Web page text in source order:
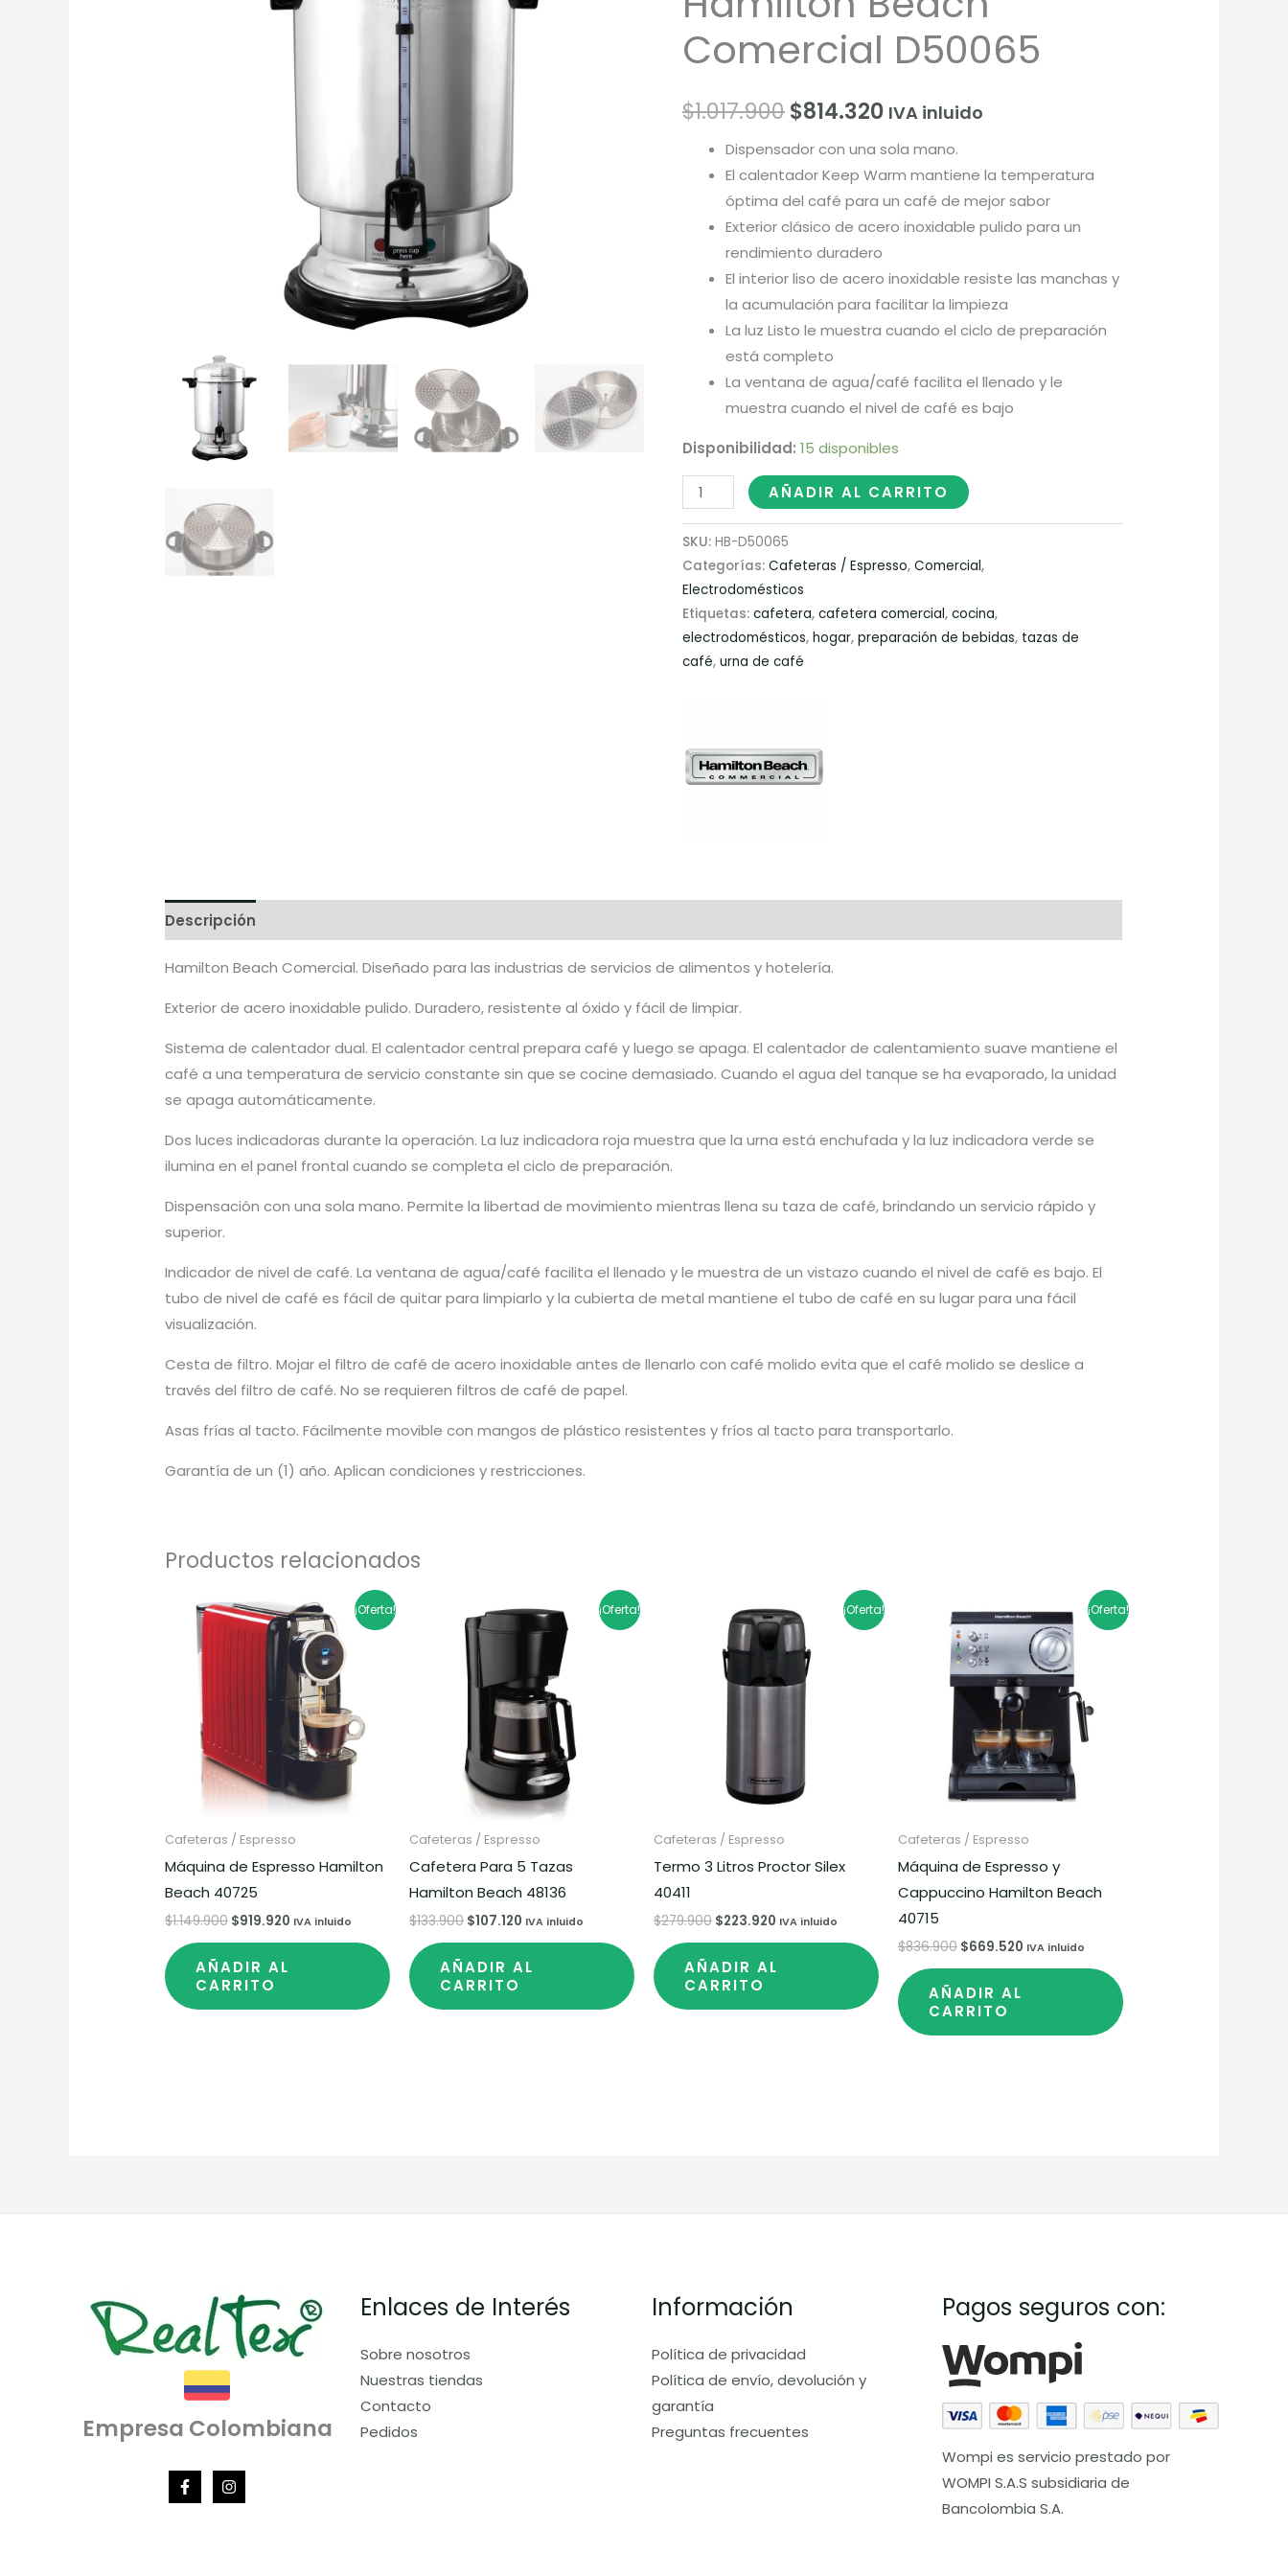
Comercial D50065
$1.017.900
$1.017.900.
$814.320
$814.320.
IVA inluido
Dispensador con una sola mano.
El calentador Keep Warm mantiene la temperatura
óptima del café para un café de mejor sabor
Exterior clásico de acero inoxidable pulido para un
rendimiento duradero
El interior liso de acero inoxidable resiste las manchas y
la acumulación para facilitar la limpieza
La luz Listo le muestra cuando el ciclo de preparación
está completo
La ventana de agua/café facilita el llenado y le
muestra cuando el nivel de café es bajo
Disponibilidad: 15 disponibles
Comercial
cantidad
AÑADIR AL CARRITO
SKU: HB-D50065
Categorías: Cafeteras / Espresso, Comercial,
Electrodomésticos
Etiquetas: cafetera, cafetera comercial, cocina,
electrodomésticos, hogar, preparación de bebidas, tazas de
café, urna de café
Descripción
Hamilton Beach Comercial. Diseñado para las industrias de servicios de alimentos y hotelería.
Exterior de acero inoxidable pulido. Duradero, resistente al óxido y fácil de limpiar.
Sistema de calentador dual. El calentador central prepara café y luego se apaga. El calentador de calentamiento suave mantiene el
café a una temperatura de servicio constante sin que se cocine demasiado. Cuando el agua del tanque se ha evaporado, la unidad
se apaga automáticamente.
Dos luces indicadoras durante la operación. La luz indicadora roja muestra que la urna está enchufada y la luz indicadora verde se
ilumina en el panel frontal cuando se completa el ciclo de preparación.
Dispensación con una sola mano. Permite la libertad de movimiento mientras llena su taza de café, brindando un servicio rápido y
superior.
Indicador de nivel de café. La ventana de agua/café facilita el llenado y le muestra de un vistazo cuando el nivel de café es bajo. El
tubo de nivel de café es fácil de quitar para limpiarlo y la cubierta de metal mantiene el tubo de café en su lugar para una fácil
visualización.
Cesta de filtro. Mojar el filtro de café de acero inoxidable antes de llenarlo con café molido evita que el café molido se deslice a
través del filtro de café. No se requieren filtros de café de papel.
Asas frías al tacto. Fácilmente movible con mangos de plástico resistentes y fríos al tacto para transportarlo.
Garantía de un (1) año. Aplican condiciones y restricciones.
Productos relacionados
¡Oferta!
Cafeteras / Espresso
Máquina de Espresso Hamilton
Beach 40725
$1.149.900
El
precio
original
$1.149.900.
$919.920
El
precio
actual
es:
$919.920.
IVA inluido
AÑADIR AL
CARRITO
¡Oferta!
Cafeteras / Espresso
Cafetera Para 5 Tazas
Hamilton Beach 48136
$133.900
precio
original
era:
$133.900.
$107.120
precio
actual
es:
$107.120.
IVA inluido
AÑADIR AL
CARRITO
¡Oferta!
Cafeteras / Espresso
Termo 3 Litros Proctor Silex
40411
$279.900
precio
original
era:
$279.900.
$223.920
precio
actual
es:
$223.920.
IVA inluido
AÑADIR AL
CARRITO
¡Oferta!
Cafeteras / Espresso
Máquina de Espresso y
Cappuccino Hamilton Beach
40715
$836.900
precio
original
era:
$836.900.
$669.520
precio
actual
es:
$669.520.
IVA inluido
AÑADIR AL
CARRITO
Empresa Colombiana
Enlaces de Interés
Sobre nosotros
Nuestras tiendas
Contacto
Pedidos
Información
Política de privacidad
Política de envío, devolución y
garantía
Preguntas frecuentes
Pagos seguros con:
Wompi es servicio prestado por
WOMPI S.A.S subsidiaria de
Bancolombia S.A.